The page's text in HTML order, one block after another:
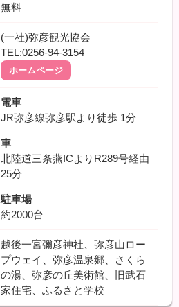
無料
(一社)弥彦観光協会
TEL:0256-94-3154
ホームページ
電車
JR弥彦線弥彦駅より徒歩 1分
車
北陸道三条燕ICよりR289号経由
25分
駐車場
約2000台
越後一宮彌彦神社、弥彦山ロー
プウェイ、弥彦温泉郷、さくら
の湯、弥彦の丘美術館、旧武石
家住宅、ふるさと学校